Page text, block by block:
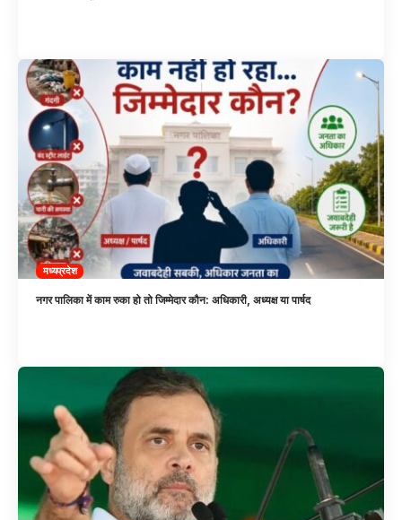
मध्यप्रदेश
नगर पालिका में काम रुका हो तो जिम्मेदार कौन: अधिकारी, अध्यक्ष या पार्षद